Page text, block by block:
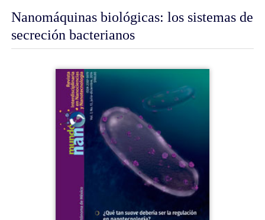
Nanomáquinas biológicas: los sistemas de
secreción bacterianos
artículo